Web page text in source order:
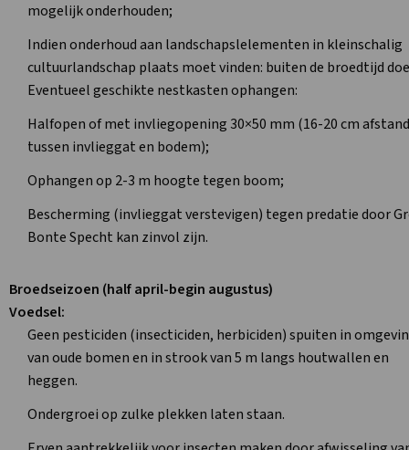
mogelijk onderhouden;
Indien onderhoud aan landschapslelementen in kleinschalig
cultuurlandschap plaats moet vinden: buiten de broedtijd
Eventueel geschikte nestkasten ophangen:
Halfopen of met invliegopening 30×50 mm (16-20 cm afstand
tussen invlieggat en bodem);
Ophangen op 2-3 m hoogte tegen boom;
Bescherming (invlieggat verstevigen) tegen predatie door
Bonte Specht kan zinvol zijn.
Broedseizoen (half april-begin augustus)
Voedsel:
Geen pesticiden (insecticiden, herbiciden) spuiten in
van oude bomen en in strook van 5 m langs houtwallen en
heggen.
Ondergroei op zulke plekken laten staan.